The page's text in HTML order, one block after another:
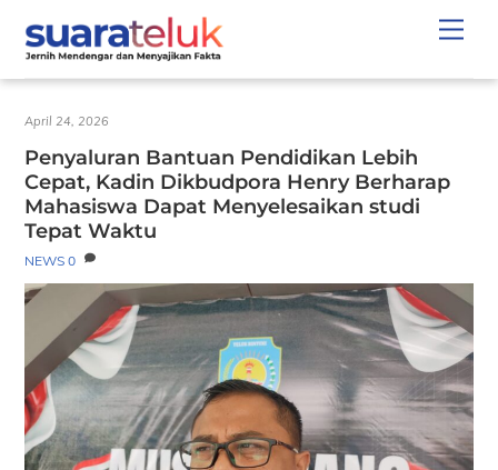
content
April 24, 2026
Penyaluran Bantuan Pendidikan Lebih
Cepat, Kadin Dikbudpora Henry Berharap
Mahasiswa Dapat Menyelesaikan studi
Tepat Waktu
NEWS 0